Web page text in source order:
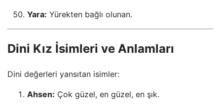
Yara: Yürekten bağlı olunan.
Dini Kız İsimleri ve Anlamları
Dini değerleri yansıtan isimler:
Ahsen: Çok güzel, en güzel, en şık.